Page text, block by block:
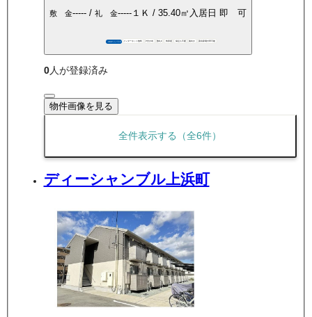
敷 金-----/ 礼 金-----１Ｋ / 35.40㎡ 入居日 即 可
360°パノラマ インターネット無料 P空き有 敷礼0 角部屋 保証人不要 南向き 家具家電付帯可能
0人が登録済み
物件画像を見る
全件表示する（全6件）
ディーシャンブル上浜町